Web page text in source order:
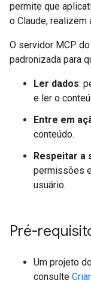
permite que
o Claude, realizem
O servidor MCP
padronizada para
Ler dados:
e ler o
Entre em
conteúdo.
Respeitar a
permissões
usuário.
Pré-
Um projeto
consulte